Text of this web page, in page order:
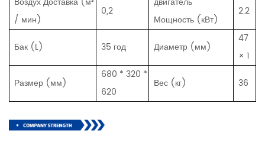
/ мин)
0,2
Мощность (кВт)
2.2
Бак (L) 35 год Диаметр (мм)
47
× 1
Размер (мм)
680 * 320 *
620
Вес (кг) 36